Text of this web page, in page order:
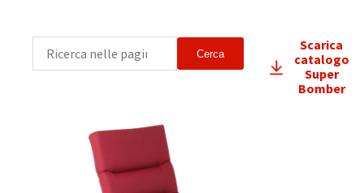
Cerca
Scarica
catalogo
Super
Bomber